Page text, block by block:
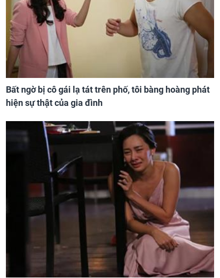
Bất ngờ bị cô gái lạ tát trên phố, tôi bàng hoàng phát
hiện sự thật của gia đình